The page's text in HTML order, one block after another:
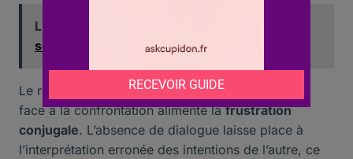
Lire aussi :
sortir de la routine sexuelle
Le recours systématique à lafuiteou au
face à la confrontation alimente lafrustration
conjugale. L’absence de dialogue laisse place à
l’interprétation erronée des intentions de l’autre, ce